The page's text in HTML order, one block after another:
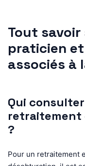
Tout
praticien
associés à
Qui
retraitement
?
Pour un retraitement